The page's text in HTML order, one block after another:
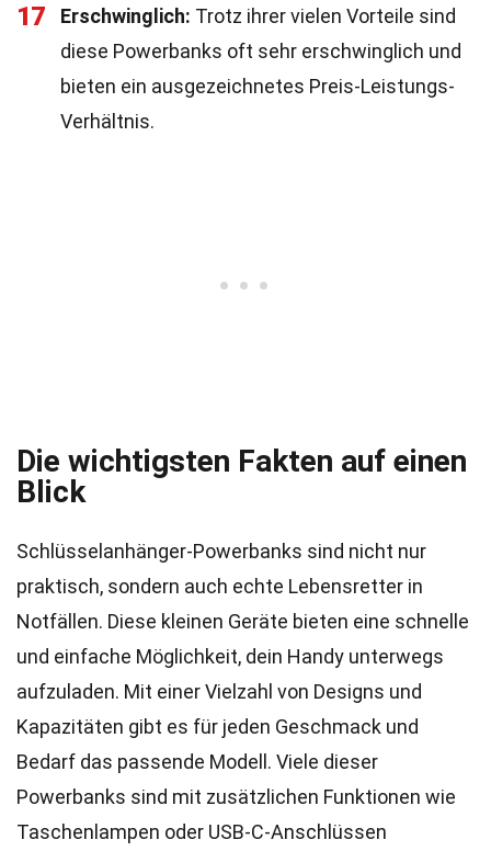
17 Erschwinglich: Trotz ihrer vielen Vorteile sind
diese Powerbanks oft sehr erschwinglich und
bieten ein ausgezeichnetes Preis-Leistungs-
Verhältnis.
Die wichtigsten Fakten auf einen
Blick
Schlüsselanhänger-Powerbanks sind nicht nur
praktisch, sondern auch echte Lebensretter in
Notfällen. Diese kleinen Geräte bieten eine schnelle
und einfache Möglichkeit, dein Handy unterwegs
aufzuladen. Mit einer Vielzahl von Designs und
Kapazitäten gibt es für jeden Geschmack und
Bedarf das passende Modell. Viele dieser
Powerbanks sind mit zusätzlichen Funktionen wie
Taschenlampen oder USB-C-Anschlüssen